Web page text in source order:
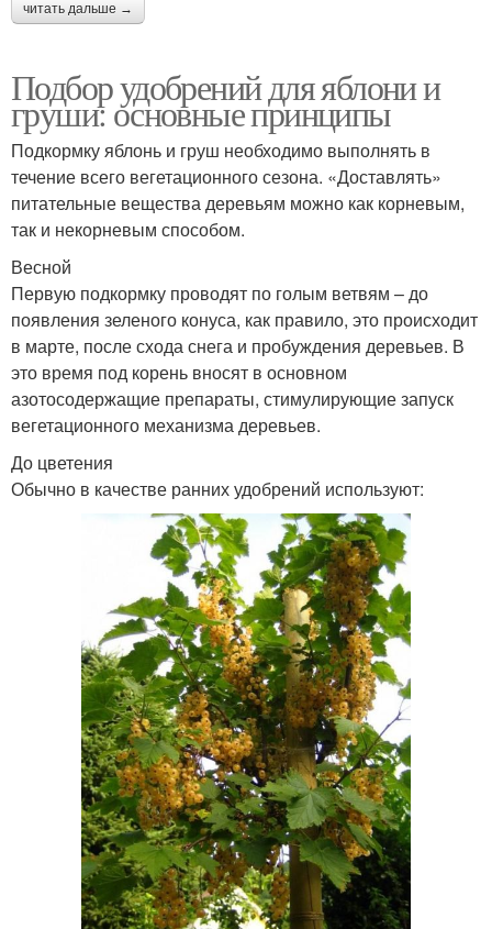
читать дальше →
Подбор удобрений для яблони и
груши: основные принципы
Подкормку яблонь и груш необходимо выполнять в
течение всего вегетационного сезона. «Доставлять»
питательные вещества деревьям можно как корневым,
так и некорневым способом.
Весной
Первую подкормку проводят по голым ветвям – до
появления зеленого конуса, как правило, это происходит
в марте, после схода снега и пробуждения деревьев. В
это время под корень вносят в основном
азотосодержащие препараты, стимулирующие запуск
вегетационного механизма деревьев.
До цветения
Обычно в качестве ранних удобрений используют: